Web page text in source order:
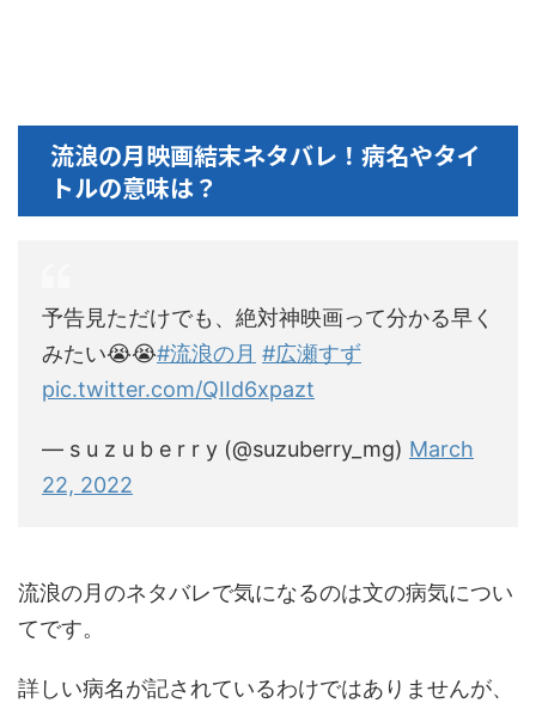
流浪の月映画結末ネタバレ！病名やタイ
トルの意味は？
予告見ただけでも、絶対神映画って分かる早く
みたい😭😭#流浪の月 #広瀬すず
pic.twitter.com/QIId6xpazt
— s u z u b e r r y (@suzuberry_mg) March
22, 2022
流浪の月のネタバレで気になるのは文の病気につい
てです。
詳しい病名が記されているわけではありませんが、